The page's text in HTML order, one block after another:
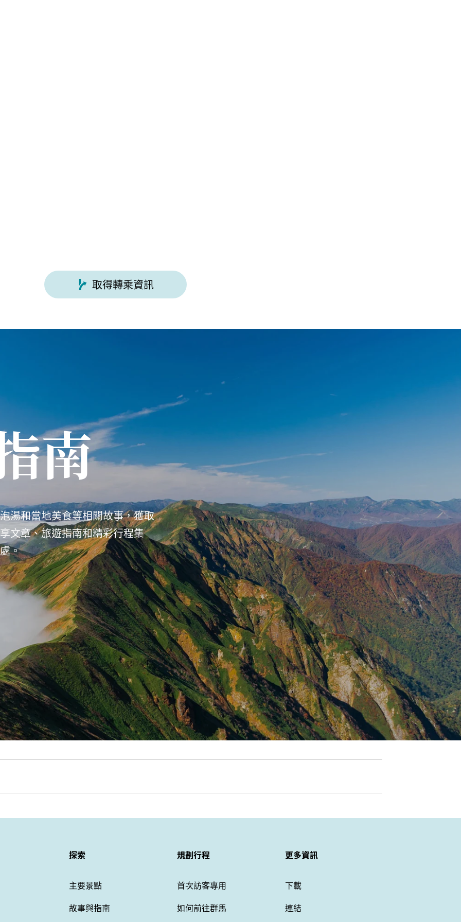
取得轉乘資訊
南
湯和當地美食等相關故事，獲取
文章、旅遊指南和精彩行程集
。
探索
主要景點
故事與指南
規劃行程
首次訪客專用
如何前往群馬
更多資訊
下載
連結